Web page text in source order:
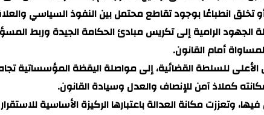
انطباعًا بوجود تقاطع محتمل بين النفوذ السياسي
الرامية إلى تكريس مبادئ الحكامة الجيدة وربط
أمام القانون.
للسلطة القضائية، إلى مواصلة اليقظة المؤسساتية
كملاذ آمن للإنصاف والعدل وسيادة القانون.
مكانة العدالة باعتبارها الركيزة الأساسية